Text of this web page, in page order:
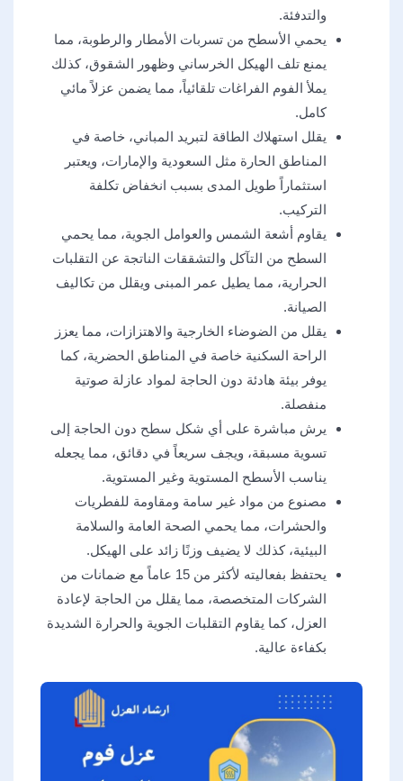
والتدفئة.
يحمي الأسطح من تسربات الأمطار والرطوبة، مما
يمنع تلف الهيكل الخرساني وظهور الشقوق، كذلك
يملأ الفوم الفراغات تلقائياً، مما يضمن عزلاً مائي
كامل.​
يقلل استهلاك الطاقة لتبريد المباني، خاصة في
المناطق الحارة مثل السعودية والإمارات، ويعتبر
استثماراً طويل المدى بسبب انخفاض تكلفة
التركيب.
يقاوم أشعة الشمس والعوامل الجوية، مما يحمي
السطح من التآكل والتشققات الناتجة عن التقلبات
الحرارية، مما يطيل عمر المبنى ويقلل من تكاليف
الصيانة.
يقلل من الضوضاء الخارجية والاهتزازات، مما يعزز
الراحة السكنية خاصة في المناطق الحضرية، كما
يوفر بيئة هادئة دون الحاجة لمواد عازلة صوتية
منفصلة.
يرش مباشرة على أي شكل سطح دون الحاجة إلى
تسوية مسبقة، ويجف سريعاً في دقائق، مما يجعله
يناسب الأسطح المستوية وغير المستوية.
مصنوع من مواد غير سامة ومقاومة للفطريات
والحشرات، مما يحمي الصحة العامة والسلامة
البيئية، كذلك لا يضيف وزنًا زائد على الهيكل.
يحتفظ بفعاليته لأكثر من 15 عاماً مع ضمانات من
الشركات المتخصصة، مما يقلل من الحاجة لإعادة
العزل، كما يقاوم التقلبات الجوية والحرارة الشديدة
بكفاءة عالية.